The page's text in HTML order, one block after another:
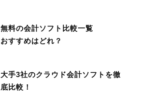
無料の会計ソフト比較一覧
おすすめはどれ？
大手3社のクラウド会計ソフトを徹
底比較！